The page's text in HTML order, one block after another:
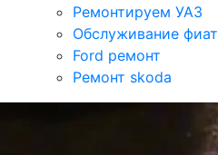
Ремонтируем УАЗ
Обслуживание фиат
Ford ремонт
Ремонт skoda